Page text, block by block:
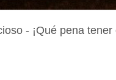
- ¡Qué pena